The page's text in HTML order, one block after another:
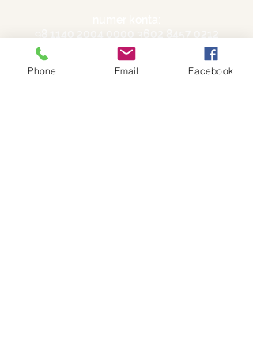
2018-2026
by Wrocławianka
Phone Email Facebook